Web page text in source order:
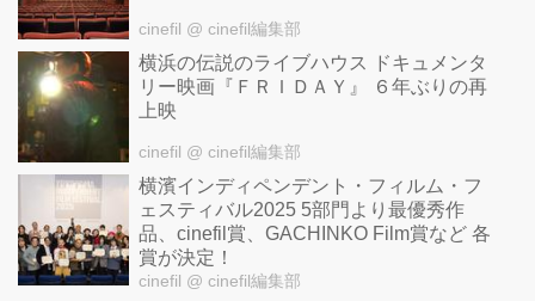
cinefil @ cinefil編集部
横浜の伝説のライブハウス ドキュメンタ
リー映画『ＦＲＩＤＡＹ』 ６年ぶりの再
上映
cinefil @ cinefil編集部
横濱インディペンデント・フィルム・フ
ェスティバル2025 5部門より最優秀作
品、cinefil賞、GACHINKO Film賞など 各
賞が決定！
cinefil @ cinefil編集部